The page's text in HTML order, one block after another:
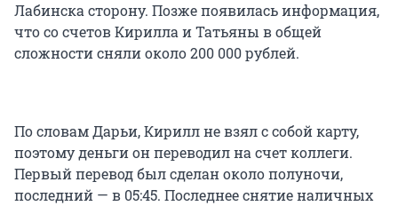
Лабинска сторону. Позже появилась информация,
что со счетов Кирилла и Татьяны в общей
сложности сняли около 200 000 рублей.
По словам Дарьи, Кирилл не взял с собой карту,
поэтому деньги он переводил на счет коллеги.
Первый перевод был сделан около полуночи,
последний — в 05:45. Последнее снятие наличных